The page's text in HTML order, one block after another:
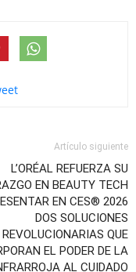
Artículo siguiente
L’ORÉAL REFUERZA SU
EN BEAUTY TECH
EN CES® 2026
DOS SOLUCIONES
REVOLUCIONARIAS QUE
EL PODER DE LA
AL CUIDADO